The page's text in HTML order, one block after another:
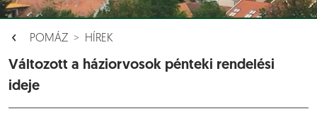
POMÁZ HÍREK
Változott a háziorvosok pénteki rendelési
ideje